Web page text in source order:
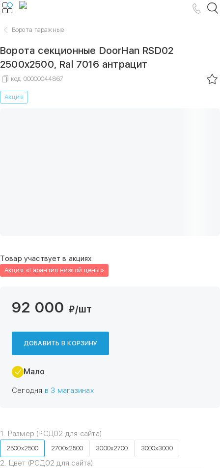
Ворота гаражные
Ворота секционные DoorHan RSD02
2500х2500, Ral 7016 антрацит
код 00000044867
Акция
Товар участвует в акциях
Акция «Гарантия низкой цены»
92 000 ₽/шт
ДОБАВИТЬ В КОРЗИНУ
Мало
Сегодня в 3 магазинах
1. Размер (РСД02 для сайта)
2500х2500 2700х2500 3000х2700 3000х3000
2. Цвет (РСД02 для сайта)